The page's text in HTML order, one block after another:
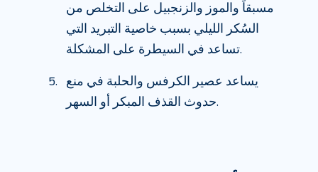
مسبقاً والموز والزنجبيل على التخلص من
السُكر الليلي بسبب خاصية التبريد التي
تساعد في السيطرة على المشكلة.
يساعد عصير الكرفس والحلبة في منع
حدوث القذف المبكر أو السهر.